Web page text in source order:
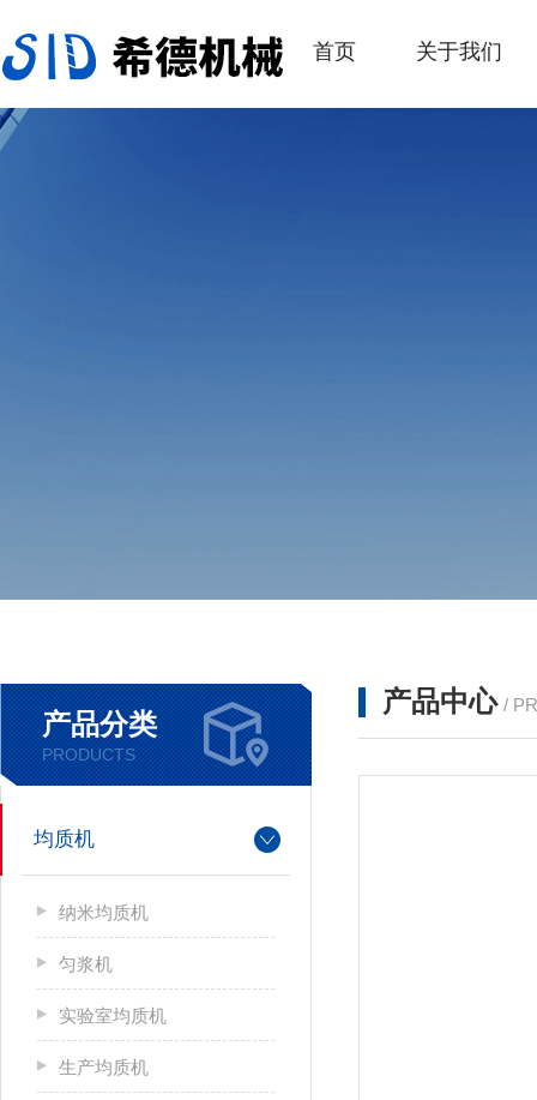
首页 关于我们
产品分类
PRODUCTS
均质机
纳米均质机
匀浆机
实验室均质机
生产均质机
产品中心 /